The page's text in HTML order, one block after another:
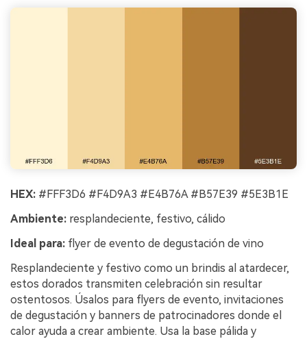
HEX: #FFF3D6 #F4D9A3 #E4B76A #B57E39 #5E3B1E
Ambiente: resplandeciente, festivo, cálido
Ideal para: flyer de evento de degustación de vino
Resplandeciente y festivo como un brindis al atardecer,
estos dorados transmiten celebración sin resultar
ostentosos. Úsalos para flyers de evento, invitaciones
de degustación y banners de patrocinadores donde el
calor ayuda a crear ambiente. Usa la base pálida y